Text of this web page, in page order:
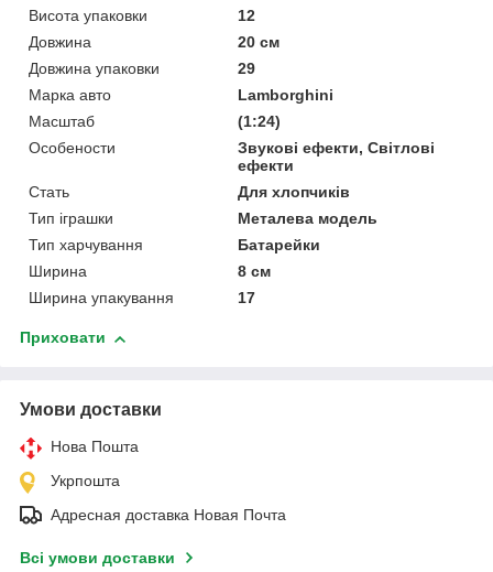
Висота упаковки
12
Довжина
20 см
Довжина упаковки
29
Марка авто
Lamborghini
Масштаб
(1:24)
Особености
Звукові ефекти, Світлові
ефекти
Стать
Для хлопчиків
Тип іграшки
Металева модель
Тип харчування
Батарейки
Ширина
8 см
Ширина упакування
17
Приховати
Умови доставки
Нова Пошта
Укрпошта
Адресная доставка Новая Почта
Всі умови доставки